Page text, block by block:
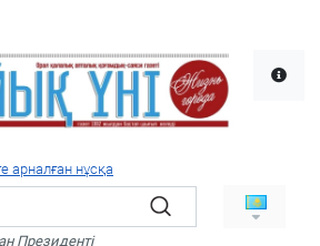
арналған нұсқа
Президенті